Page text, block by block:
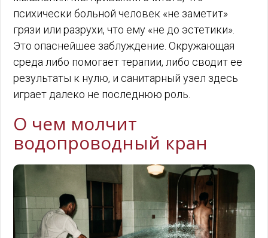
психически больной человек «не заметит»
грязи или разрухи, что ему «не до эстетики».
Это опаснейшее заблуждение. Окружающая
среда либо помогает терапии, либо сводит ее
результаты к нулю, и санитарный узел здесь
играет далеко не последнюю роль.
О чем молчит
водопроводный кран